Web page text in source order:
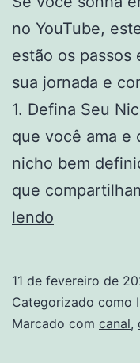
no YouTube,
estão os passos
sua jornada e
1. Defina Seu
que você ama e
nicho bem
que
lendo
Criar
Um
11 de fevereiro de
Categorizado como
Marcado com canal,